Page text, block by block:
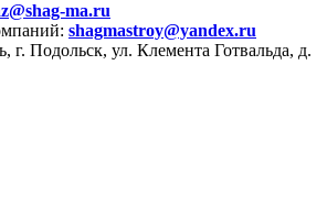
ma.ru
shagmastroy@yandex.ru
г. Подольск, ул. Клемента Готвальда, д.